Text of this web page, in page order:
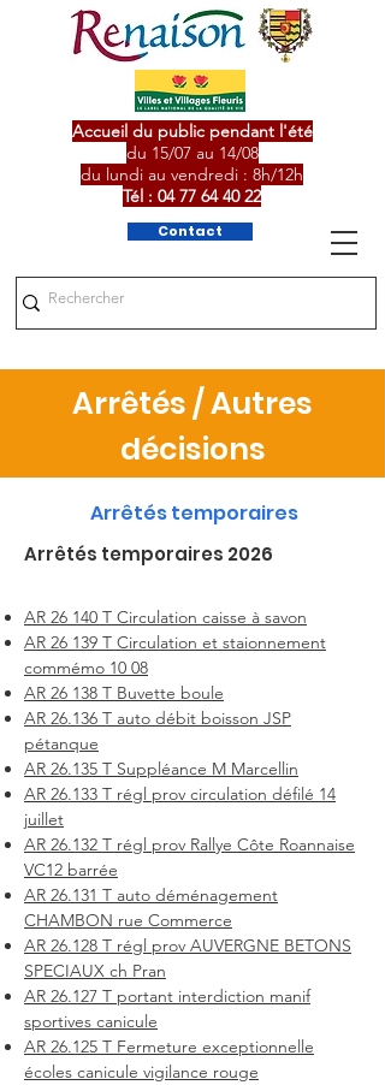
Contact
Accueil du public pendant l'été
du 15/07 au 14/08
du lundi au vendredi : 8h/12h
Tél : 04 77 64 40 22
Arrêtés / Autres
décisions
Arrêtés temporaires
Arrêtés temporaires 2026
AR 26 140 T Circulation caisse à savon
AR 26 139 T Circulation et staionnement
commémo 10 08
AR 26 138 T Buvette boule
AR 26.136 T auto débit boisson JSP
pétanque
AR 26.135 T Suppléance M Marcellin
AR 26.133 T régl prov circulation défilé 14
juillet
AR 26.132 T régl prov Rallye Côte Roannaise
VC12 barrée
AR 26.131 T auto déménagement
CHAMBON rue Commerce
AR 26.128 T régl prov AUVERGNE BETONS
SPECIAUX ch Pran
AR 26.127 T portant interdiction manif
sportives canicule
AR 26.125 T Fermeture exceptionnelle
écoles canicule vigilance rouge